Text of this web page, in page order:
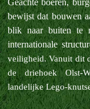
Geachte boeren,
bewijst dat bouwen
blik naar buiten te
internationale
veiligheid. Vanuit dit
de driehoek Olst-
landelijke Lego-